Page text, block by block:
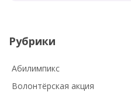
Рубрики
Абилимпикс
Волонтёрская акция